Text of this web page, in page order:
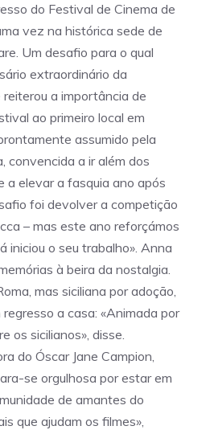
do Festival de Cinema de
vez na histórica sede de
Um desafio para o qual
extraordinário da
reiterou a importância de
ao primeiro local em
assumido pela
convencida a ir além dos
a elevar a fasquia ano após
foi devolver a competição
– mas este ano reforçámos
iniciou o seu trabalho». Anna
à beira da nostalgia.
mas siciliana por adoção,
a casa: «Animada por
os sicilianos», disse.
do Óscar Jane Campion,
se orgulhosa por estar em
de amantes do
que ajudam os filmes»,